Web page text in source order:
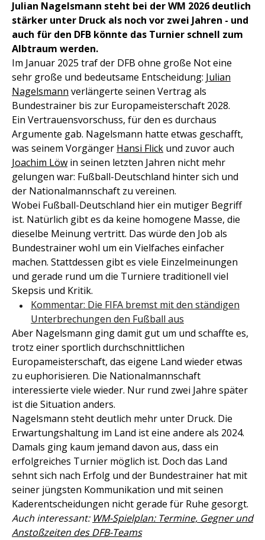
Julian Nagelsmann steht bei der WM 2026 deutlich
stärker unter Druck als noch vor zwei Jahren - und
auch für den DFB könnte das Turnier schnell zum
Albtraum werden.
Im Januar 2025 traf der DFB ohne große Not eine
sehr große und bedeutsame Entscheidung: Julian
Nagelsmann verlängerte seinen Vertrag als
Bundestrainer bis zur Europameisterschaft 2028.
Ein Vertrauensvorschuss, für den es durchaus
Argumente gab. Nagelsmann hatte etwas geschafft,
was seinem Vorgänger Hansi Flick und zuvor auch
Joachim Löw in seinen letzten Jahren nicht mehr
gelungen war: Fußball-Deutschland hinter sich und
der Nationalmannschaft zu vereinen.
Wobei Fußball-Deutschland hier ein mutiger Begriff
ist. Natürlich gibt es da keine homogene Masse, die
dieselbe Meinung vertritt. Das würde den Job als
Bundestrainer wohl um ein Vielfaches einfacher
machen. Stattdessen gibt es viele Einzelmeinungen
und gerade rund um die Turniere traditionell viel
Skepsis und Kritik.
Kommentar: Die FIFA bremst mit den ständigen
Unterbrechungen den Fußball aus
Aber Nagelsmann ging damit gut um und schaffte es,
trotz einer sportlich durchschnittlichen
Europameisterschaft, das eigene Land wieder etwas
zu euphorisieren. Die Nationalmannschaft
interessierte viele wieder. Nur rund zwei Jahre später
ist die Situation anders.
Nagelsmann steht deutlich mehr unter Druck. Die
Erwartungshaltung im Land ist eine andere als 2024.
Damals ging kaum jemand davon aus, dass ein
erfolgreiches Turnier möglich ist. Doch das Land
sehnt sich nach Erfolg und der Bundestrainer hat mit
seiner jüngsten Kommunikation und mit seinen
Kaderentscheidungen nicht gerade für Ruhe gesorgt.
Auch interessant: WM-Spielplan: Termine, Gegner und
Anstoßzeiten des DFB-Teams